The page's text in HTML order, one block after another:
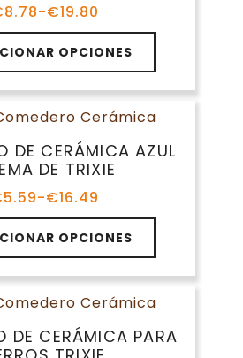
8.78-€19.80
Rango
de
precios:
desde
€8.78
hasta
€19.80
OPCIONES
DE CERÁMICA AZUL
DE TRIXIE
5.59-€16.49
Rango
de
precios:
desde
€5.59
hasta
€16.49
OPCIONES
DE CERÁMICA PARA